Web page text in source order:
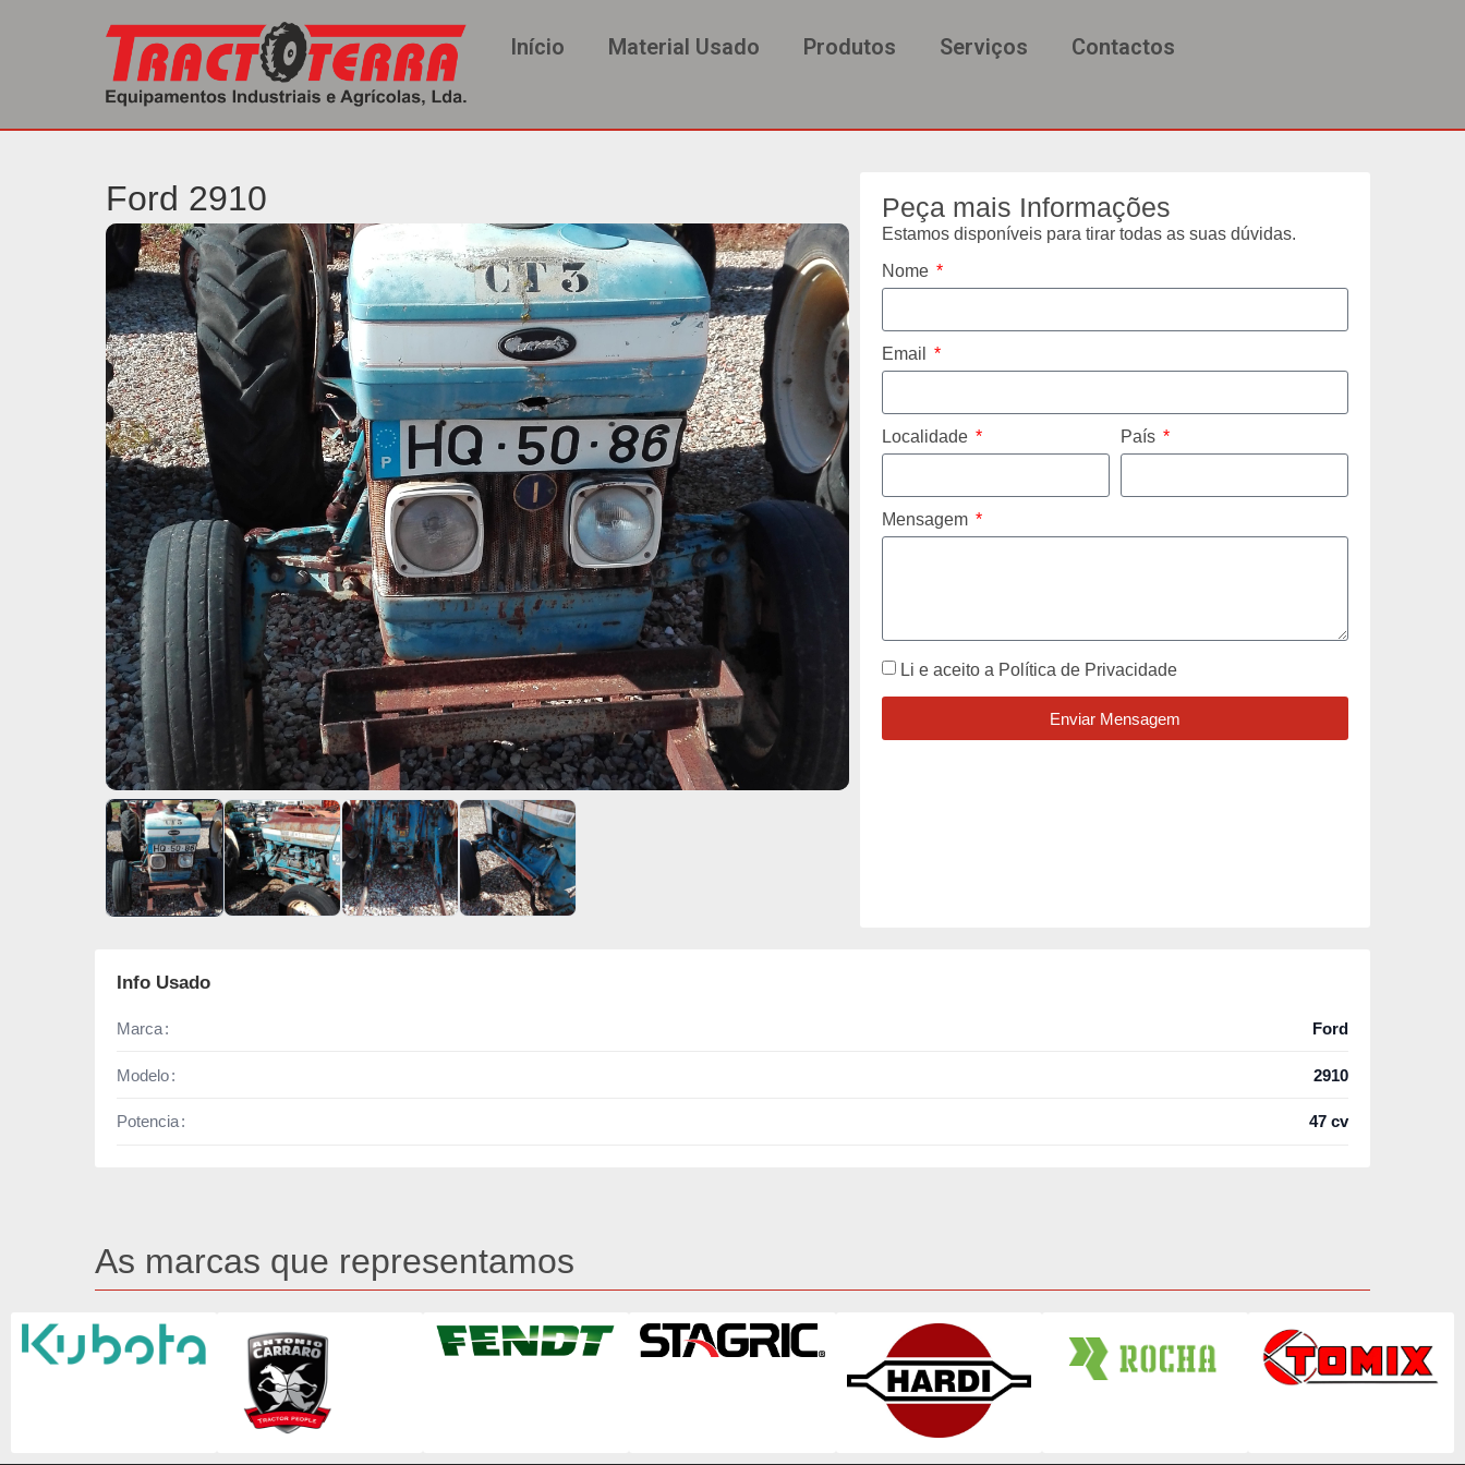
Início Material Usado Produtos Serviços Contactos
Ford 2910 Peça mais Informações
Estamos disponíveis para tirar todas as suas dúvidas.
Nome
Email
Localidade País
Mensagem
Li e aceito a Política de Privacidade
Enviar Mensagem
Info Usado
Marca Ford
Modelo 2910
Potencia 47 cv
As marcas que representamos